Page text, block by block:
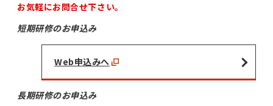
お気軽にお問合せ下さい。
短期研修のお申込み
Web申込みへ
長期研修のお申込み